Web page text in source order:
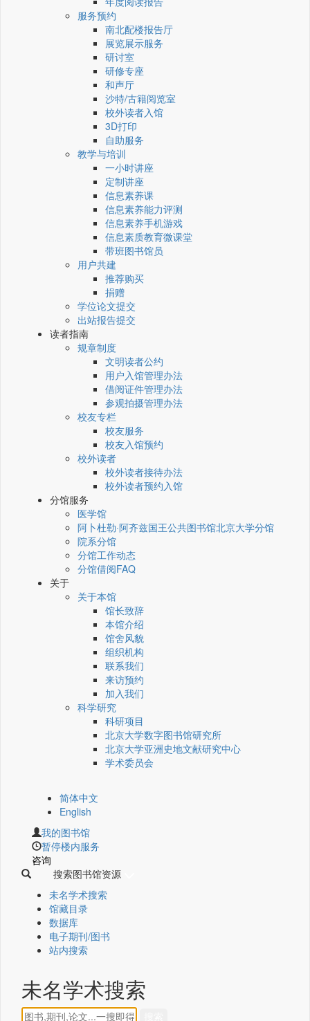
服务预约
南北配楼报告厅
展览展示服务
研讨室
研修专座
和声厅
沙特/古籍阅览室
校外读者入馆
3D打印
自助服务
教学与培训
一小时讲座
定制讲座
信息素养课
信息素养能力评测
信息素养手机游戏
信息素质教育微课堂
带班图书馆员
用户共建
推荐购买
捐赠
学位论文提交
出站报告提交
读者指南
规章制度
文明读者公约
用户入馆管理办法
借阅证件管理办法
参观拍摄管理办法
校友专栏
校友服务
校友入馆预约
校外读者
校外读者接待办法
校外读者预约入馆
分馆服务
医学馆
阿卜杜勒·阿齐兹国王公共图书馆北京大学分馆
院系分馆
分馆工作动态
分馆借阅FAQ
关于
关于本馆
馆长致辞
本馆介绍
馆舍风貌
组织机构
联系我们
来访预约
加入我们
科学研究
科研项目
北京大学数字图书馆研究所
北京大学亚洲史地文献研究中心
学术委员会
简体中文
English
我的图书馆
暂停楼内服务
咨询
搜索图书馆资源
未名学术搜索
馆藏目录
数据库
电子期刊/图书
站内搜索
未名学术搜索